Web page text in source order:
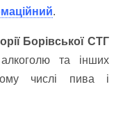
.
Борівської СТГ
та інших
числі пива і